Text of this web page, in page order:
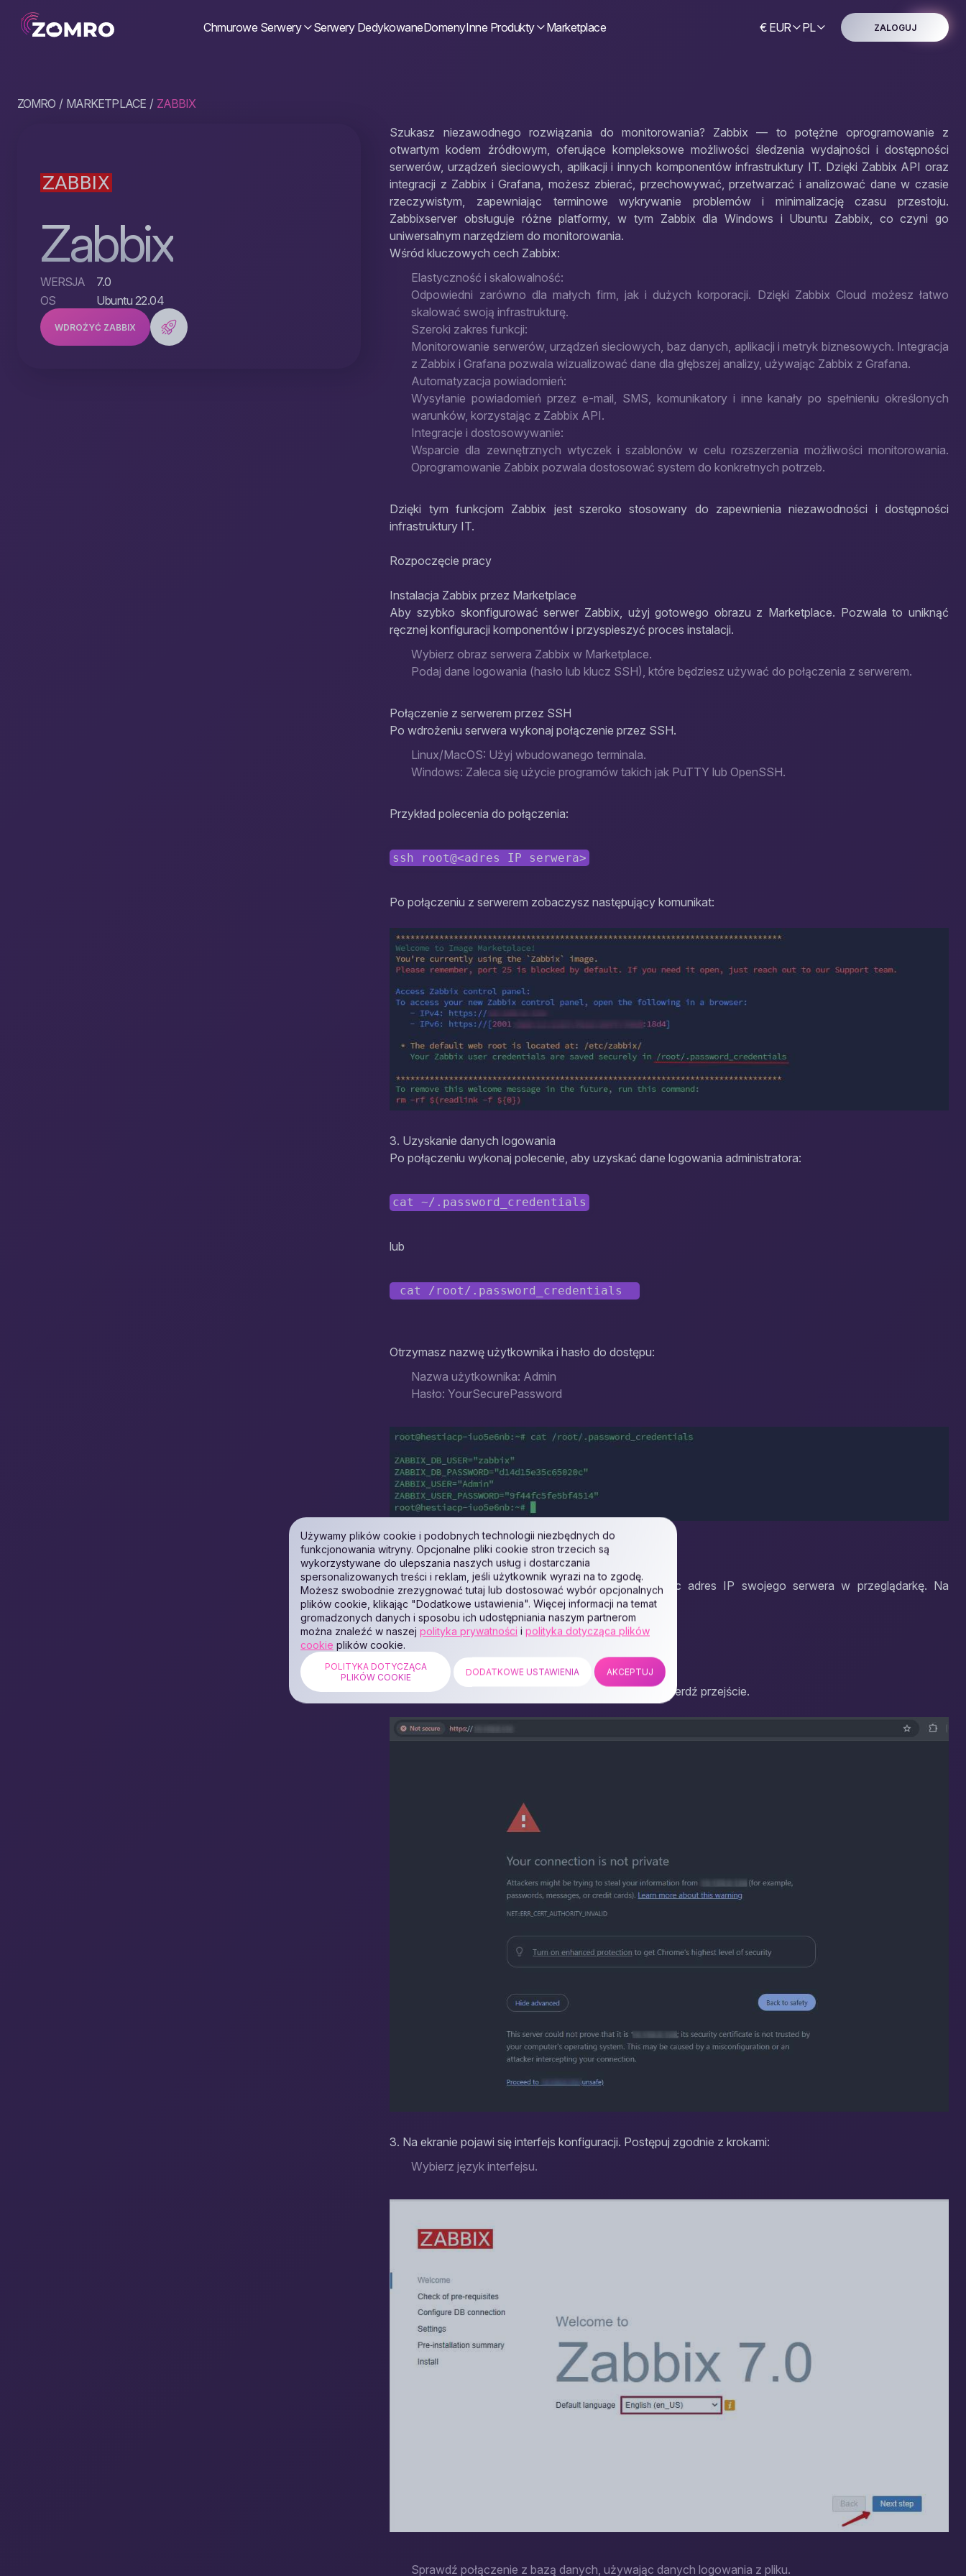
€ EUR PL ZALOGUJ
Chmurowe Serwery Serwery DedykowaneDomenyInne Produkty Marketplace
ZOMRO MARKETPLACE ZABBIX
Zabbix
WERSJA
7.0
OS
Ubuntu 22.04
WDROŻYĆ ZABBIX
Szukasz niezawodnego rozwiązania do monitorowania? Zabbix — to potężne oprogramowanie z
otwartym kodem źródłowym, oferujące kompleksowe możliwości śledzenia wydajności i dostępności
serwerów, urządzeń sieciowych, aplikacji i innych komponentów infrastruktury IT. Dzięki Zabbix API oraz
integracji z Zabbix i Grafana, możesz zbierać, przechowywać, przetwarzać i analizować dane w czasie
rzeczywistym, zapewniając terminowe wykrywanie problemów i minimalizację czasu przestoju.
Zabbixserver obsługuje różne platformy, w tym Zabbix dla Windows i Ubuntu Zabbix, co czyni go
uniwersalnym narzędziem do monitorowania.
Wśród kluczowych cech Zabbix:
Elastyczność i skalowalność:
Odpowiedni zarówno dla małych firm, jak i dużych korporacji. Dzięki Zabbix Cloud możesz łatwo
skalować swoją infrastrukturę.
Szeroki zakres funkcji:
Monitorowanie serwerów, urządzeń sieciowych, baz danych, aplikacji i metryk biznesowych. Integracja
z Zabbix i Grafana pozwala wizualizować dane dla głębszej analizy, używając Zabbix z Grafana.
Automatyzacja powiadomień:
Wysyłanie powiadomień przez e-mail, SMS, komunikatory i inne kanały po spełnieniu określonych
warunków, korzystając z Zabbix API.
Integracje i dostosowywanie:
Wsparcie dla zewnętrznych wtyczek i szablonów w celu rozszerzenia możliwości monitorowania.
Oprogramowanie Zabbix pozwala dostosować system do konkretnych potrzeb.
Dzięki tym funkcjom Zabbix jest szeroko stosowany do zapewnienia niezawodności i dostępności
infrastruktury IT.
Rozpoczęcie pracy
Instalacja Zabbix przez Marketplace
Aby szybko skonfigurować serwer Zabbix, użyj gotowego obrazu z Marketplace. Pozwala to uniknąć
ręcznej konfiguracji komponentów i przyspieszyć proces instalacji.
Wybierz obraz serwera Zabbix w Marketplace.
Podaj dane logowania (hasło lub klucz SSH), które będziesz używać do połączenia z serwerem.
Połączenie z serwerem przez SSH
Po wdrożeniu serwera wykonaj połączenie przez SSH.
Linux/MacOS: Użyj wbudowanego terminala.
Windows: Zaleca się użycie programów takich jak PuTTY lub OpenSSH.
Przykład polecenia do połączenia:
ssh root@<adres IP serwera>
Po połączeniu z serwerem zobaczysz następujący komunikat:
3. Uzyskanie danych logowania
Po połączeniu wykonaj polecenie, aby uzyskać dane logowania administratora:
cat ~/.password_credentials
lub
cat /root/.password_credentials
Otrzymasz nazwę użytkownika i hasło do dostępu:
Nazwa użytkownika: Admin
Hasło: YourSecurePassword
Wstępna konfiguracja Zabbix
1. Przejdź do interfejsu webowego Zabbix, wpisując adres IP swojego serwera w przeglądarkę. Na
przykład:
https://11.22.33.44
2. Jeśli pojawi się ostrzeżenie o certyfikacie SSL, potwierdź przejście.
3. Na ekranie pojawi się interfejs konfiguracji. Postępuj zgodnie z krokami:
Wybierz język interfejsu.
Sprawdź połączenie z bazą danych, używając danych logowania z pliku.
Używamy plików cookie i podobnych technologii niezbędnych do
funkcjonowania witryny. Opcjonalne pliki cookie stron trzecich są
wykorzystywane do ulepszania naszych usług i dostarczania
spersonalizowanych treści i reklam, jeśli użytkownik wyrazi na to zgodę.
Możesz swobodnie zrezygnować tutaj lub dostosować wybór opcjonalnych
plików cookie, klikając "Dodatkowe ustawienia". Więcej informacji na temat
gromadzonych danych i sposobu ich udostępniania naszym partnerom
można znaleźć w naszej polityka prywatności i polityka dotycząca plików
cookie plików cookie.
POLITYKA DOTYCZĄCA
PLIKÓW COOKIE
DODATKOWE USTAWIENIA AKCEPTUJ